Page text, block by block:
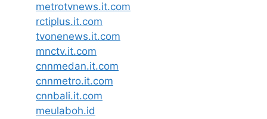
metrotvnews.it.com
rctiplus.it.com
tvonenews.it.com
mnctv.it.com
cnnmedan.it.com
cnnmetro.it.com
cnnbali.it.com
meulaboh.id